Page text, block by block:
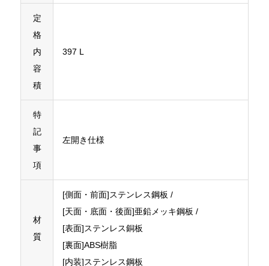
定
格
内
容
積
397 L
特
記
事
項
左開き仕様
材
質
[側面・前面]ステンレス鋼板 /
[天面・底面・後面]亜鉛メッキ鋼板 /
[表面]ステンレス銅板
[裏面]ABS樹脂
[内装]ステンレス鋼板